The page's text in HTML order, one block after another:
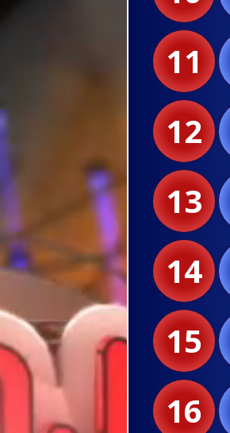
11
12
13
14
15
16